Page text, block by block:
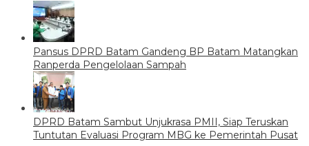
Pansus DPRD Batam Gandeng BP Batam Matangkan
Ranperda Pengelolaan Sampah
DPRD Batam Sambut Unjukrasa PMII, Siap Teruskan
Tuntutan Evaluasi Program MBG ke Pemerintah Pusat